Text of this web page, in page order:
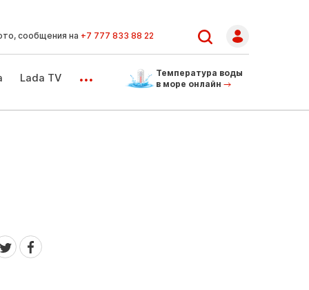
сообщения на +7 777 833 88 22
Lada TV ...
Температура воды
в море онлайн